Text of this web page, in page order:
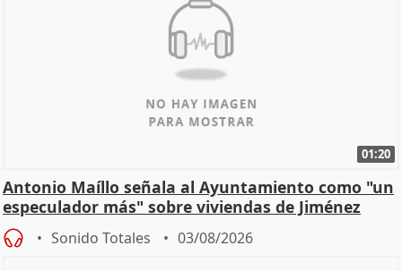
01:20
Antonio Maíllo señala al Ayuntamiento como "un
especulador más" sobre viviendas de Jiménez
Becerril
Sonido Totales 03/08/2026